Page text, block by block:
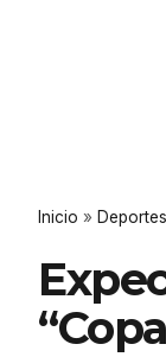
Inicio » Deportes